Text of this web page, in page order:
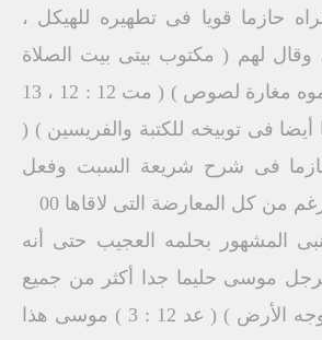
حازما قويا فى تطهيره للهيكل ،
وقال لهم ( مكتوب بيتى بيت الصلاة
يدعى ، وأنتم جعلتموه مغارة لصوص ) ( مت 12 : 12 ، 13
أيضا فى توبيخه للكتبة والفريسين ) (
حازما فى شرح شريعة السبت وفعل
من كل المعارضة التى لاقاها 00
المشهور بحلمه العجيب حتى أنه
موسى حليما جدا أكثر من جميع
الناس الذين على وجه الأرض ) ( عد 12 : 3 ) موسى هذا